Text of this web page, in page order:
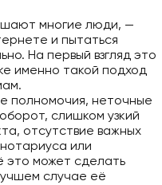
многие люди, —
и пытаться
На первый взгляд это
именно такой подход
полномочия, неточные
слишком узкий
отсутствие важных
или
это может сделать
случае её